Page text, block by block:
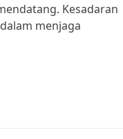
Kesadaran
menjaga